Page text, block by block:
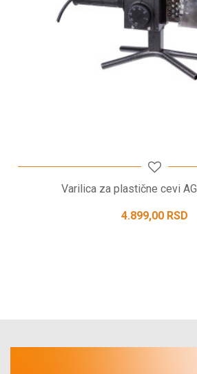
POŠALJI
Varilica za plastične cevi
4.899,00 RSD